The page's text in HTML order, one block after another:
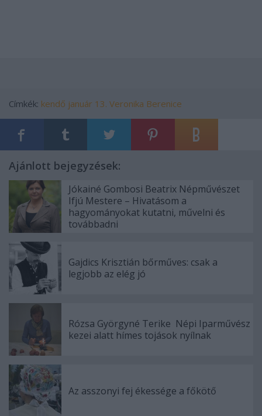
Címkék: kendő január 13. Veronika Berenice
Ajánlott bejegyzések:
Jókainé Gombosi Beatrix Népművészet
Ifjú Mestere – Hivatásom a
hagyományokat kutatni, művelni és
továbbadni
Gajdics Krisztián bőrműves: csak a
legjobb az elég jó
Rózsa Györgyné Terike Népi Iparművész
kezei alatt hímes tojások nyílnak
Az asszonyi fej ékessége a főkötő